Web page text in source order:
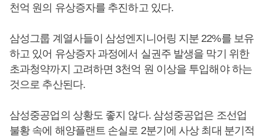
천억 원의 유상증자를 추진하고 있다.
삼성그룹 계열사들이 삼성엔지니어링 지분 22%를 보유
하고 있어 유상증자 과정에서 실권주 발생을 막기 위한
초과청약까지 고려하면 3천억 원 이상을 투입해야 하는
것으로 추산된다.
삼성중공업의 상황도 좋지 않다. 삼성중공업은 조선업
불황 속에 해양플랜트 손실로 2분기에 사상 최대 분기적